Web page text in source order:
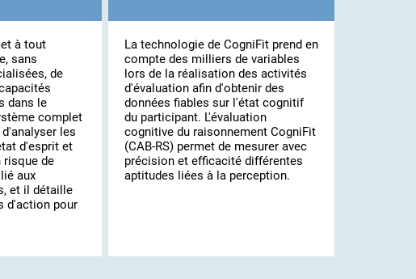
à tout
sans
de
dans le
complet
les
d'esprit et
risque de
aux
et il détaille
d'action pour
La technologie de CogniFit prend en
compte des milliers de variables
lors de la réalisation des activités
d'évaluation afin d'obtenir des
données fiables sur l'état cognitif
du participant. L'évaluation
cognitive du raisonnement CogniFit
(CAB-RS) permet de mesurer avec
précision et efficacité différentes
aptitudes liées à la perception.